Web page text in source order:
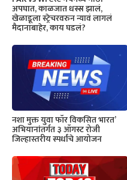
अपघात, काळजात धस्स झालं,
खेळाडूला स्ट्रेचरवरुन न्यावं लागलं
मैदानाबाहेर, काय घडलं?
नशा मुक्त युवा फॉर विकसित भारत’
अभियानांतर्गत ३ ऑगस्ट रोजी
जिल्हास्तरीय स्पर्धांचे आयोजन